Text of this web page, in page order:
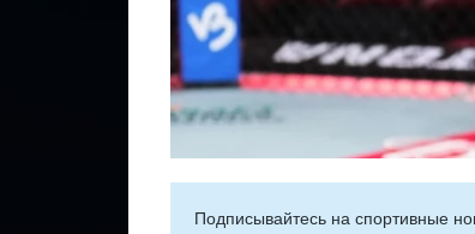
Подписывайтесь на cпортивные